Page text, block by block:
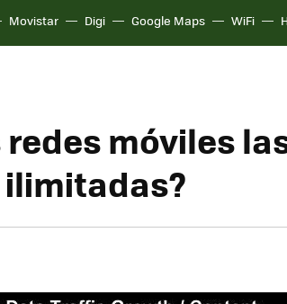
Movistar Digi Google Maps WiFi
móviles